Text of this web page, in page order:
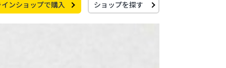
ンショップで購入 ショップを探す